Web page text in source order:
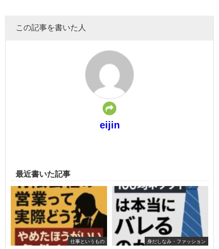
この記事を書いた人
eijin
最近書いた記事
仕事というもの 身だしなみ・ファッション